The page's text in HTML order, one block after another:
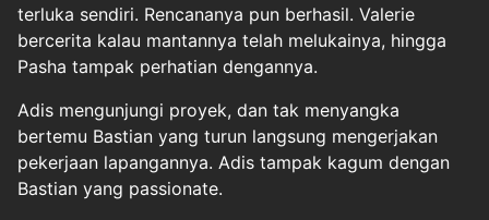
terluka sendiri. Rencananya pun berhasil. Valerie
bercerita kalau mantannya telah melukainya, hingga
Pasha tampak perhatian dengannya.
Adis mengunjungi proyek, dan tak menyangka
bertemu Bastian yang turun langsung mengerjakan
pekerjaan lapangannya. Adis tampak kagum dengan
Bastian yang passionate.